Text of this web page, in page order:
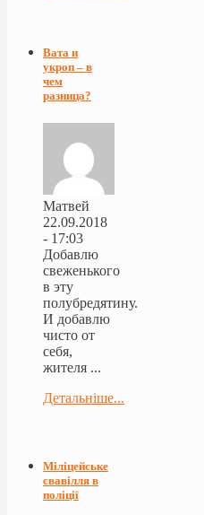
Вата и
укроп – в
чем
разница?
Матвей
22.09.2018
- 17:03
Добавлю
свеженького
в эту
полубредятину.
И добавлю
чисто от
себя,
жителя ...
Детальніше...
Міліцейське
свавілля в
поліції